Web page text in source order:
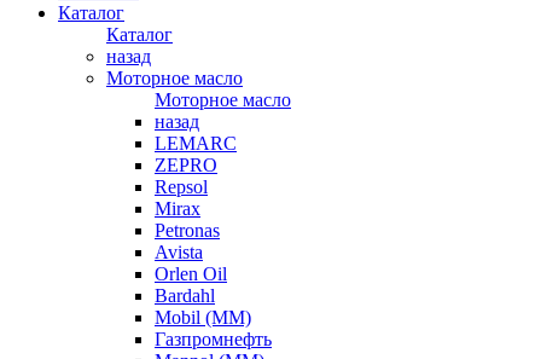
Каталог
Каталог
назад
Моторное масло
Моторное масло
назад
LEMARC
ZEPRO
Repsol
Mirax
Petronas
Avista
Orlen Oil
Bardahl
Mobil (ММ)
Газпромнефть